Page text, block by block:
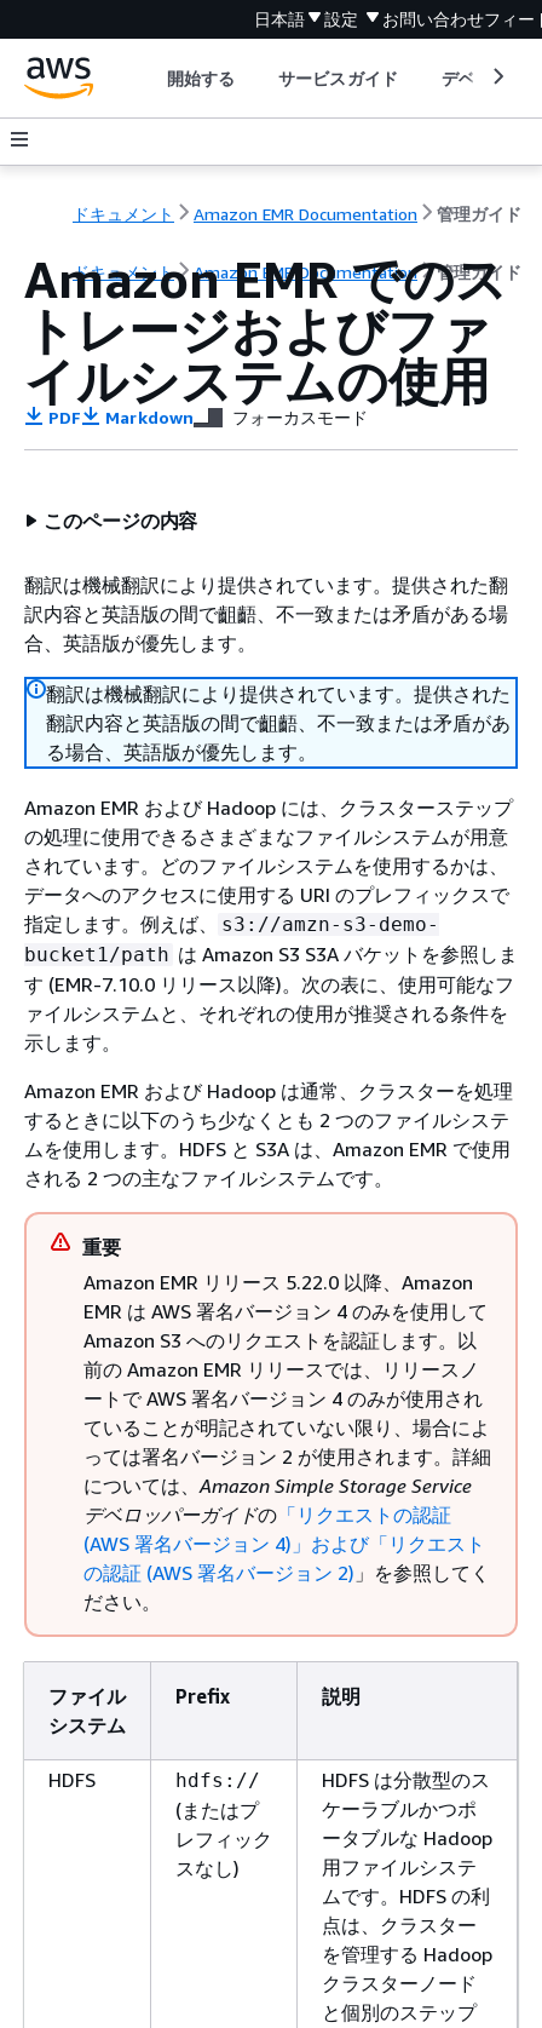
日本語 設定 お問い合わせフィー
開始する サービスガイド デベロッパ
ドキュメント Amazon EMR Documentation 管理ガイド
ドキュメント Amazon EMR Documentation 管理ガイド
Amazon EMR でのス
トレージおよびファ
イルシステムの使用
PDF Markdown フォーカスモード
このページの内容
翻訳は機械翻訳により提供されています。提供された翻
訳内容と英語版の間で齟齬、不一致または矛盾がある場
合、英語版が優先します。
翻訳は機械翻訳により提供されています。提供された
翻訳内容と英語版の間で齟齬、不一致または矛盾があ
る場合、英語版が優先します。
Amazon EMR および Hadoop には、クラスターステップ
の処理に使用できるさまざまなファイルシステムが用意
されています。どのファイルシステムを使用するかは、
データへのアクセスに使用する URI のプレフィックスで
指定します。例えば、
s3://amzn-s3-demo-
bucket1/path は Amazon S3 S3A バケットを参照しま
す (EMR-7.10.0 リリース以降)。次の表に、使用可能なフ
ァイルシステムと、それぞれの使用が推奨される条件を
示します。
Amazon EMR および Hadoop は通常、クラスターを処理
するときに以下のうち少なくとも 2 つのファイルシステ
ムを使用します。HDFS と S3A は、Amazon EMR で使用
される 2 つの主なファイルシステムです。
重要
Amazon EMR リリース 5.22.0 以降、Amazon
EMR は AWS 署名バージョン 4 のみを使用して
Amazon S3 へのリクエストを認証します。以
前の Amazon EMR リリースでは、リリースノ
ートで AWS 署名バージョン 4 のみが使用され
ていることが明記されていない限り、場合によ
っては署名バージョン 2 が使用されます。詳細
については、Amazon Simple Storage Service
デベロッパーガイドの 「リクエストの認証
(AWS 署名バージョン 4) 」および「リクエスト
の認証 (AWS 署名バージョン 2) 」を参照してく
ださい。
ファイル
システム
Prefix 説明
HDFS hdfs://
(またはプ
レフィック
スなし)
HDFS は分散型のス
ケーラブルかつポ
ータブルな Hadoop
用ファイルシステ
ムです。HDFS の利
点は、クラスター
を管理する Hadoop
クラスターノード
と個別のステップ